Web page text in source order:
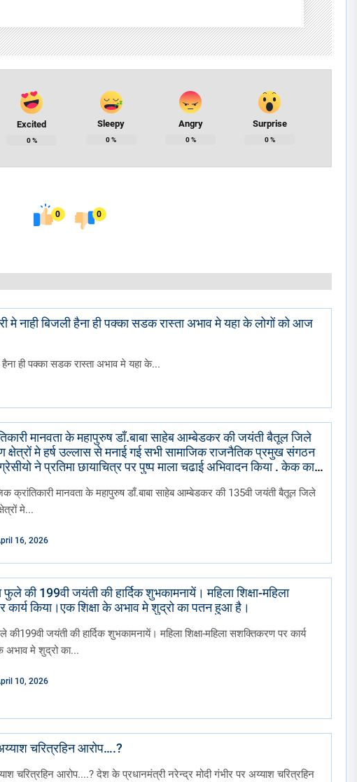
Excited
0%
Sleepy
0%
Angry
0%
Surprise
0%
0 0
नाही बिजली हैना ही पक्का सडक रास्ता अभाव मे यहा के लोगों को आज
ही पक्का सडक रास्ता अभाव मे यहा के...
मानवता के महापुरुष डाँ.बाबा साहेब आम्बेडकर की जयंती बैतूल जिले
क्षेत्रों मे हर्ष उल्लास से मनाई गई सभी सामाजिक राजनैतिक प्रमुख संगठन
ने प्रतिमा छायाचित्र पर पुष्प माला चढाई अभिवादन किया . केक काटा
क्रांतिकारी मानवता के महापुरुष डाँ.बाबा साहेब आम्बेडकर की 135वी जयंती बैतूल जिले
मे...
16, 2026
फुले की 199वी जयंती की हार्दिक शुभकामनायें। महिला शिक्षा-महिला
किया।एक शिक्षा के अभाव मे शुद्रो का पतन हुआ है।
की199वी जयंती की हार्दिक शुभकामनायें। महिला शिक्षा-महिला सशक्तिकरण पर कार्य
अभाव मे शुद्रो का...
10, 2026
चरित्रहिन आरोप….?
चरित्रहिन आरोप....? देश के प्रधानमंत्री नरेन्द्र मोदी गंभीर पर अय्याश चरित्रहिन